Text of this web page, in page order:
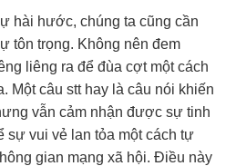
hài hước, chúng ta cũng cần
tôn trọng. Không nên đem
liêng ra để đùa cợt một cách
Một câu stt hay là câu nói khiến
vẫn cảm nhận được sự tinh
sự vui vẻ lan tỏa một cách tự
gian mạng xã hội. Điều này